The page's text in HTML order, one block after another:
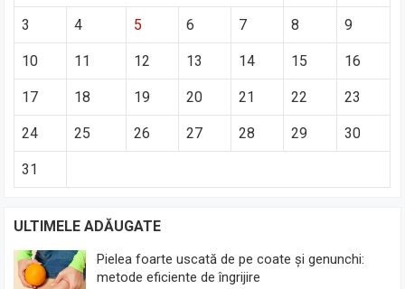
3 4 5 6 7 8 9
10 11 12 13 14 15 16
17 18 19 20 21 22 23
24 25 26 27 28 29 30
31
ULTIMELE ADĂUGATE
Pielea foarte uscată de pe coate și genunchi:
metode eficiente de îngrijire